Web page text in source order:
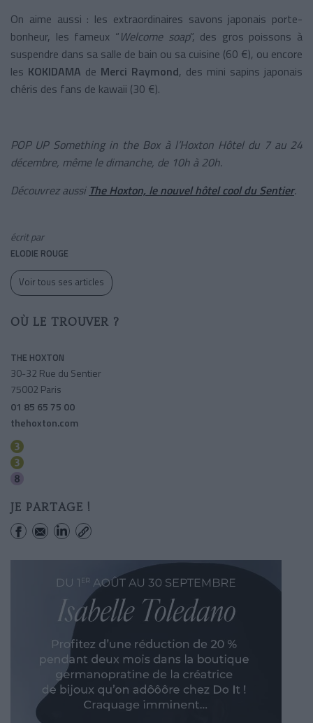
On aime aussi : les extraordinaires savons japonais porte-
bonheur, les fameux “Welcome soap”, des gros poissons à
suspendre dans sa salle de bain ou sa cuisine (60 €), ou encore
les KOKIDAMA de Merci Raymond, des mini sapins japonais
chéris des fans de kawaii (30 €).
POP UP Something in the Box à l’Hoxton Hôtel du 7 au 24
décembre, même le dimanche, de 10h à 20h.
Découvrez aussi The Hoxton, le nouvel hôtel cool du Sentier.
écrit par
ELODIE ROUGE
Voir tous ses articles
OÙ LE TROUVER ?
THE HOXTON
30-32 Rue du Sentier
75002 Paris
01 85 65 75 00
thehoxton.com
JE PARTAGE !